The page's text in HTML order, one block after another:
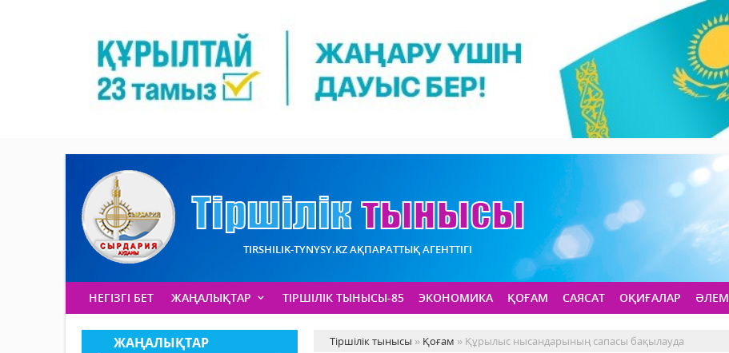
TIRSHILIK-TYNYSY.KZ АҚПАРАТТЫҚ АГЕНТТІГІ
НЕГІЗГІ БЕТ ЖАҢАЛЫҚТАР ТІРШІЛІК ТЫНЫСЫ-85 ЭКОНОМИКА ҚОҒАМ САЯСАТ ОҚИҒАЛАР ӘЛЕМ
ЖАҢАЛЫҚТАР Тіршілік тынысы » Қоғам » Құрылыс нысандарының сапасы бақылауда